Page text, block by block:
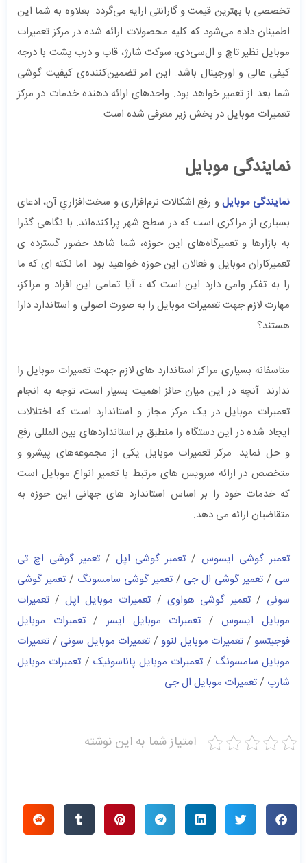
تخصصی با بهترین قیمت و گارانتی ارایه می‌گردد. بعلاوه به شما این
اطمینان داده می‌شود که کلیه محصولات ارائه شده در مرکز تعمیرات
موبایل ‌نظیر تاچ و ال‌سی‌دی، سوکت شارژ، قاب و درب پشت با درجه
کیفی عالی و اورجینال باشد. این امر تضمین‌کننده‌ی کیفیت گوشی
شما بعد از تعمیر خواهد بود. واحدهای ارائه دهنده خدمات در مرکز
تعمیرات موبایل در بخش زیر معرفی شده است.
نمایندگی موبایل
نمایندگی موبایلو رفع اشکالات نرم‌افزاری و سخت‌افزاریِ آن، ادعای
بسیاری از مراکزی است که در سطح شهر پراکنده‌اند. با نگاهی گذرا
به بازارها و تعمیرگاه‌های این حوزه، شما شاهد حضور گسترده ی
تعمیرکاران موبایل و فعالان این حوزه خواهید بود. اما نکته ای که ما
را به تفکر وامی دارد این است که ، آیا تمامی این افراد و مراکز،
مهارت لازم جهت تعمیرات موبایل را به صورت اصولی و استاندارد دارا
هستند؟
متاسفانه بسیاری مراکز استاندارد های لازم جهت تعمیرات موبایل را
ندارند. آنچه در این میان حائز اهمیت بسیار است، توجه به انجام
تعمیرات موبایل در یک مرکز مجاز و استاندارد است که اختلالات
ایجاد شده در این دستگاه را منطبق بر استانداردهای بین‌ المللی رفع
و حل نماید. مرکز تعمیرات موبایل یکی از مجموعه‌های پیشرو و
متخصص در ارائه سرویس های مرتبط با تعمیر انواع موبایل است
که خدمات خود را بر اساس استاندارد های جهانی این حوزه به
متقاضیان ارائه می دهد.
تعمیر گوشی ایسوس / تعمیر گوشی اپل /تعمیر گوشی اچ تی
سی / تعمیر گوشی ال جی /تعمیر گوشی سامسونگ /تعمیر گوشی
سونی /تعمیر گوشی هواوی / تعمیرات موبایل اپل/ تعمیرات
موبایل ایسوس / تعمیرات موبایل ایسر/تعمیرات موبایل
فوجیتسو / تعمیرات موبایل لنوو / تعمیرات موبایل سونی / تعمیرات
موبایل سامسونگ / تعمیرات موبایل پاناسونیک / تعمیرات موبایل
شارپ /تعمیرات موبایل ال جی
امتیاز شما به این نوشته